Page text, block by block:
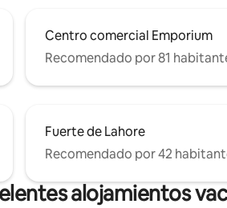
Centro comercial Emporium
Recomendado por 81
Fuerte de Lahore
Recomendado por 42
alojamientos